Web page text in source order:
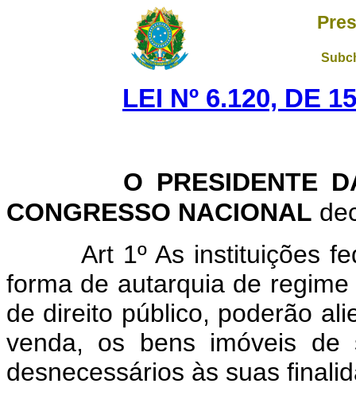
LEI Nº 6.120, DE
O PRESIDENTE
CONGRESSO NACIONAL
Art 1º As instituições
forma de autarquia de
de direito público, poderão
venda, os bens imóveis de
desnecessários às suas